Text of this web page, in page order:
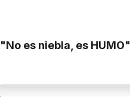
"No es niebla, es HUMO"